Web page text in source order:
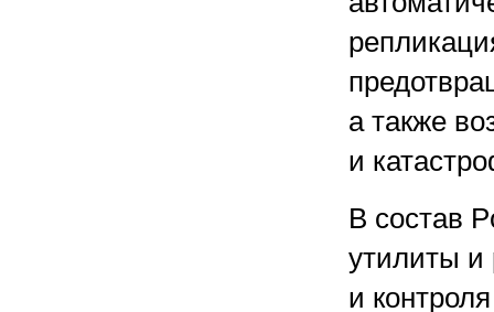
а также
и
В состав
утилиты и
и